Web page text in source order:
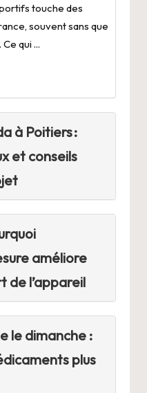
touche des
souvent sans que
qui ...
à Poitiers :
et conseils
améliore
de l’appareil
le dimanche :
plus